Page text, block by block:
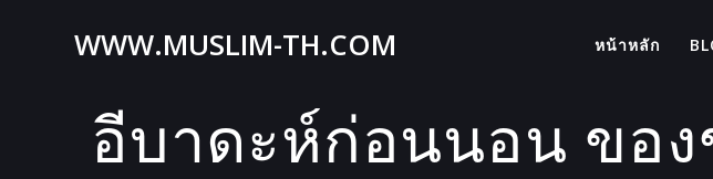
WWW.MUSLIM-TH.COM หน้าหลัก
อีบาดะห์ก่อนนอน ของ